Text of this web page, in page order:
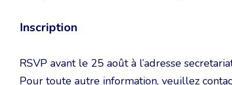
Inscription
RSVP avant le 25 août à l’adresse
Pour toute autre information, veuillez